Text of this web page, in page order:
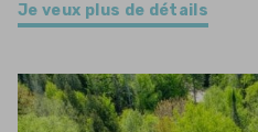
Je veux plus de détails